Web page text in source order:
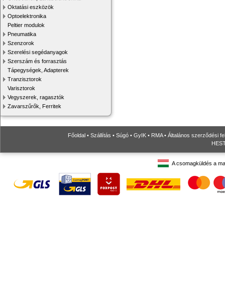
Oktatási eszközök
Optoelektronika
Peltier modulok
Pneumatika
Szenzorok
Szerelési segédanyagok
Szerszám és forrasztás
Tápegységek, Adapterek
Tranzisztorok
Varisztorok
Vegyszerek, ragasztók
Zavarszűrők, Ferritek
Főoldal • Szállítás • Súgó • GyIK • RMA• Általános szerződési
A csomagküldés a